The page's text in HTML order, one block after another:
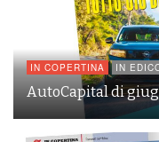
IN COPERTINA IN
AutoCapital di